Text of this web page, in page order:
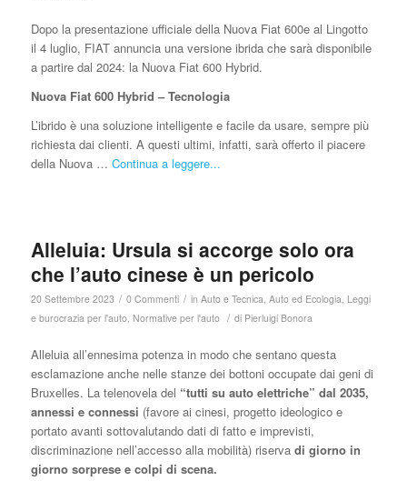
Dopo la presentazione ufficiale della Nuova Fiat 600e al Lingotto
il 4 luglio, FIAT annuncia una versione ibrida che sarà disponibile
a partire dal 2024: la Nuova Fiat 600 Hybrid.
Nuova Fiat 600 Hybrid – Tecnologia
L’ibrido è una soluzione intelligente e facile da usare, sempre più
richiesta dai clienti. A questi ultimi, infatti, sarà offerto il piacere
della Nuova … Continua a leggere...
Alleluia: Ursula si accorge solo ora
che l’auto cinese è un pericolo
20 Settembre 2023 / 0 Commenti / in Auto e Tecnica, Auto ed Ecologia, Leggi
e burocrazia per l'auto, Normative per l'auto / di Pierluigi Bonora
Alleluia all’ennesima potenza in modo che sentano questa
esclamazione anche nelle stanze dei bottoni occupate dai geni di
Bruxelles. La telenovela del “tutti su auto elettriche” dal 2035,
annessi e connessi (favore ai cinesi, progetto ideologico e
portato avanti sottovalutando dati di fatto e imprevisti,
discriminazione nell’accesso alla mobilità) riserva di giorno in
giorno sorprese e colpi di scena.